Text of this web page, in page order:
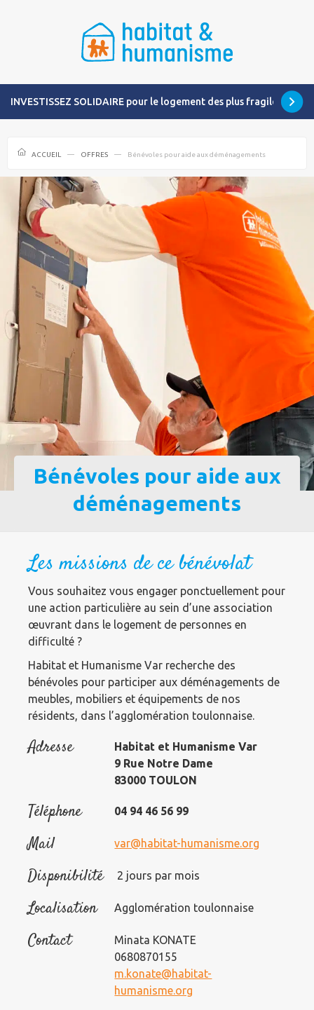
INVESTISSEZ SOLIDAIRE pour le logement des plus fragiles
ACCUEIL OFFRES Bénévoles pour aide aux déménagements
Bénévoles pour aide aux
déménagements
Les missions de ce bénévolat
Vous souhaitez vous engager ponctuellement pour
une action particulière au sein d’une association
œuvrant dans le logement de personnes en
difficulté ?
Habitat et Humanisme Var recherche des
bénévoles pour participer aux déménagements de
meubles, mobiliers et équipements de nos
résidents, dans l’agglomération toulonnaise.
Adresse
Habitat et Humanisme Var
9 Rue Notre Dame
83000 TOULON
Téléphone 04 94 46 56 99
Mail var@habitat-humanisme.org
Disponibilité 2 jours par mois
Localisation Agglomération toulonnaise
Contact
Minata KONATE
0680870155
m.konate@habitat-
humanisme.org